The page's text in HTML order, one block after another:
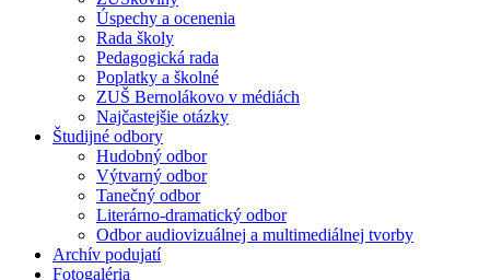
Úspechy a ocenenia
Rada školy
Pedagogická rada
Poplatky a školné
ZUŠ Bernolákovo v médiách
Najčastejšie otázky
Študijné odbory
Hudobný odbor
Výtvarný odbor
Tanečný odbor
Literárno-dramatický odbor
Odbor audiovizuálnej a multimediálnej tvorby
Archív podujatí
Fotogaléria